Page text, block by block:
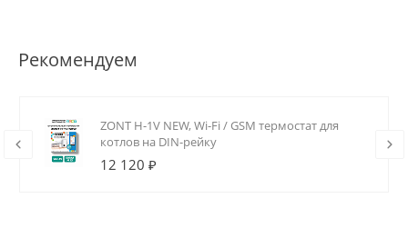
Рекомендуем
ZONT H-1V NEW, Wi-Fi / GSM термостат для
котлов на DIN-рейку
12 120 ₽